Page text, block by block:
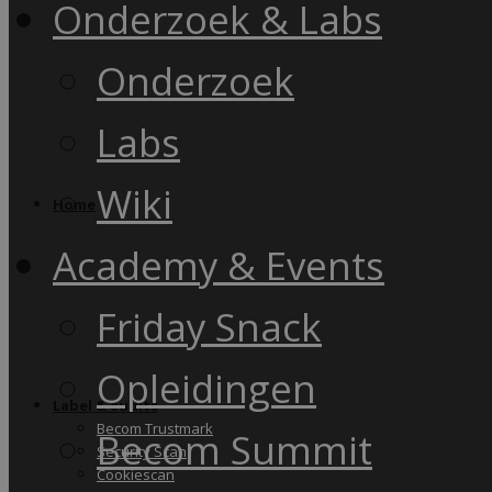
Label & audits
Becom Trustmark
Security Scan
Cookiescan
Onderzoek & Labs
Onderzoek
Labs
Wiki
Academy & Events
Friday Snack
Opleidingen
Becom Summit